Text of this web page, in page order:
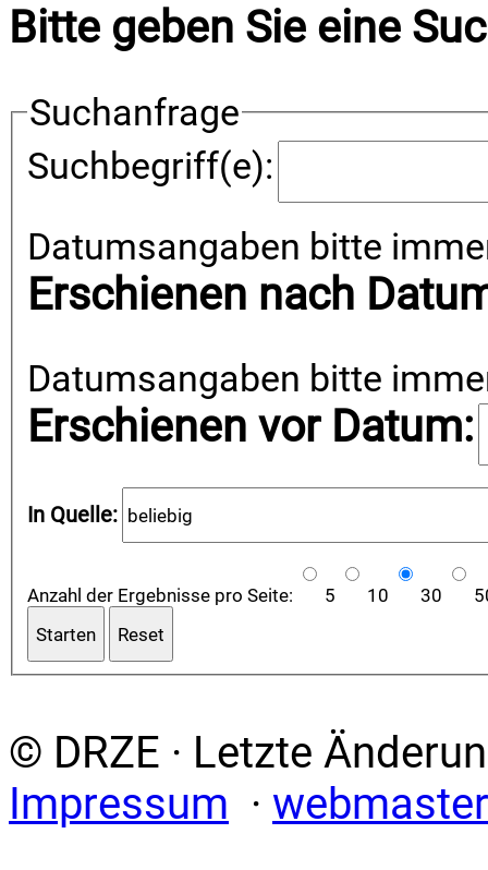
Bitte geben Sie eine
Suchanfrage
Suchbegriff(e):
Datumsangaben bitte
Erschienen nach
Datumsangaben bitte
Erschienen vor Datum:
In Quelle:
Anzahl der Ergebnisse pro Seite: 5 10 30
© DRZE · Letzte
Impressum ·